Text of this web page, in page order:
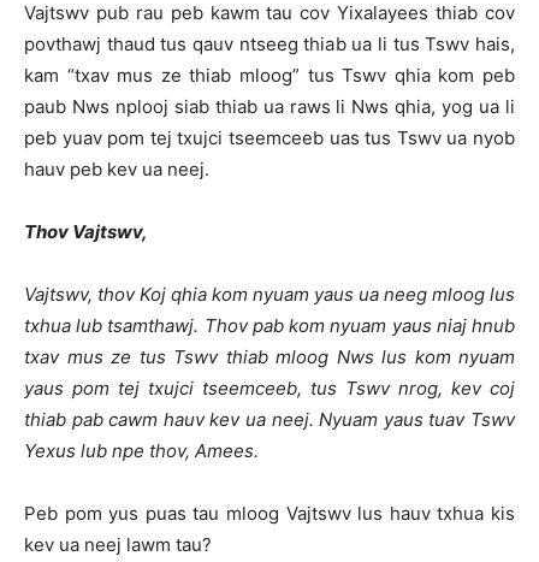
Vajtswv pub rau peb kawm tau cov Yixalayees thiab cov
povthawj thaud tus qauv ntseeg thiab ua li tus Tswv hais,
kam “txav mus ze thiab mloog” tus Tswv qhia kom peb
paub Nws nplooj siab thiab ua raws li Nws qhia, yog ua li
peb yuav pom tej txujci tseemceeb uas tus Tswv ua nyob
hauv peb kev ua neej.
Thov Vajtswv,
Vajtswv, thov Koj qhia kom nyuam yaus ua neeg mloog lus
txhua lub tsamthawj. Thov pab kom nyuam yaus niaj hnub
txav mus ze tus Tswv thiab mloog Nws lus kom nyuam
yaus pom tej txujci tseemceeb, tus Tswv nrog, kev coj
thiab pab cawm hauv kev ua neej. Nyuam yaus tuav Tswv
Yexus lub npe thov, Amees.
Peb pom yus puas tau mloog Vajtswv lus hauv txhua kis
kev ua neej lawm tau?